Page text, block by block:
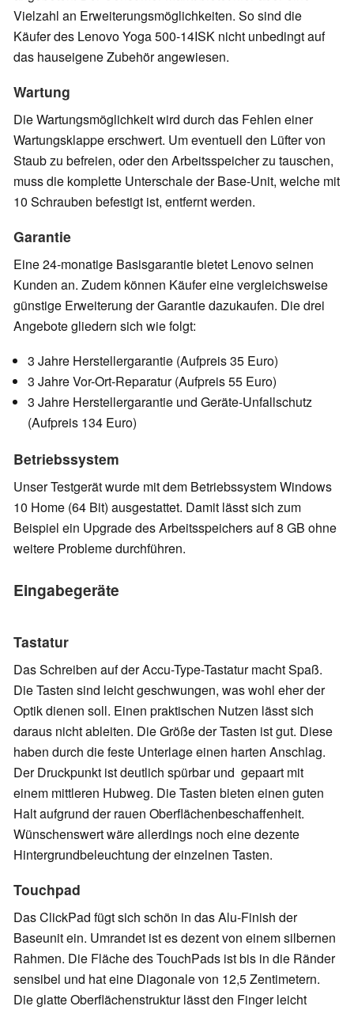
Vielzahl an Erweiterungsmöglichkeiten. So sind die
Käufer des Lenovo Yoga 500-14ISK nicht unbedingt auf
das hauseigene Zubehör angewiesen.
Wartung
Die Wartungsmöglichkeit wird durch das Fehlen einer
Wartungsklappe erschwert. Um eventuell den Lüfter von
Staub zu befreien, oder den Arbeitsspeicher zu tauschen,
muss die komplette Unterschale der Base-Unit, welche mit
10 Schrauben befestigt ist, entfernt werden.
Garantie
Eine 24-monatige Basisgarantie bietet Lenovo seinen
Kunden an. Zudem können Käufer eine vergleichsweise
günstige Erweiterung der Garantie dazukaufen. Die drei
Angebote gliedern sich wie folgt:
3 Jahre Herstellergarantie (Aufpreis 35 Euro)
3 Jahre Vor-Ort-Reparatur (Aufpreis 55 Euro)
3 Jahre Herstellergarantie und Geräte-Unfallschutz
(Aufpreis 134 Euro)
Betriebssystem
Unser Testgerät wurde mit dem Betriebssystem Windows
10 Home (64 Bit) ausgestattet. Damit lässt sich zum
Beispiel ein Upgrade des Arbeitsspeichers auf 8 GB ohne
weitere Probleme durchführen.
Eingabegeräte
Tastatur
Das Schreiben auf der Accu-Type-Tastatur macht Spaß.
Die Tasten sind leicht geschwungen, was wohl eher der
Optik dienen soll. Einen praktischen Nutzen lässt sich
daraus nicht ableiten. Die Größe der Tasten ist gut. Diese
haben durch die feste Unterlage einen harten Anschlag.
Der Druckpunkt ist deutlich spürbar und gepaart mit
einem mittleren Hubweg. Die Tasten bieten einen guten
Halt aufgrund der rauen Oberflächenbeschaffenheit.
Wünschenswert wäre allerdings noch eine dezente
Hintergrundbeleuchtung der einzelnen Tasten.
Touchpad
Das ClickPad fügt sich schön in das Alu-Finish der
Baseunit ein. Umrandet ist es dezent von einem silbernen
Rahmen. Die Fläche des TouchPads ist bis in die Ränder
sensibel und hat eine Diagonale von 12,5 Zentimetern.
Die glatte Oberflächenstruktur lässt den Finger leicht